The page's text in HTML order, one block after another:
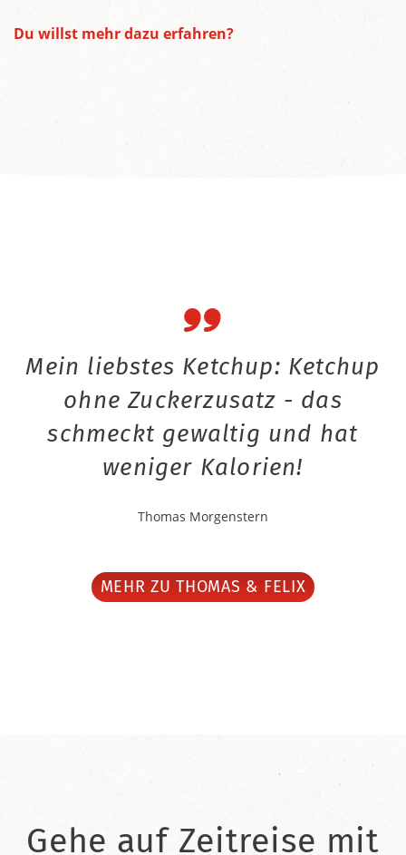
Du willst mehr dazu erfahren?
Mein liebstes Ketchup: Ketchup
ohne Zuckerzusatz - das
schmeckt gewaltig und hat
weniger Kalorien!
Thomas Morgenstern
MEHR ZU THOMAS & FELIX
Gehe auf Zeitreise mit